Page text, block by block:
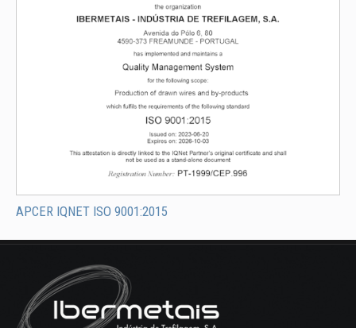
APCER IQNET ISO 9001:2015